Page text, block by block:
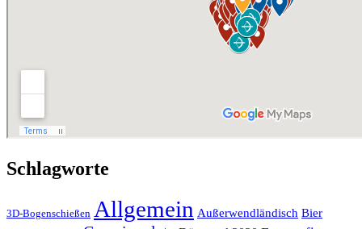
Schlagworte
3D-Bogenschießen Allgemein Außerwendländisch Bier